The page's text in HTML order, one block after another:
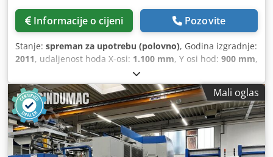
Informacije o cijeni Pozovite
Stanje: spreman za upotrebu (polovno), Godina izgradnje:
2011, udaljenost hoda X-osi: 1.100 mm, Y osi hod: 900 mm,
1.250 mm
SIEMENS, model kontrolera:840D, ukupna visina:4.000
mm, ukupna širina:6.000 mm, opterećenje stola:1.500 kg,
maksimalna brzina vretena:5.500 okret/min, broj mjesta
u spremniku alata:240, težina alata:60.000 g, duljina
proizvoda (maks.):6.000 mm, broj osovina:4,
Mali oglas